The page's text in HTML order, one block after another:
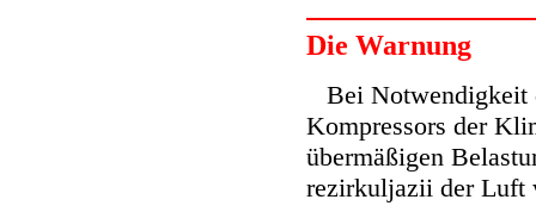
Die Warnung
Bei Notwendigkeit
Kompressors der
übermäßigen
rezirkuljazii der Luft